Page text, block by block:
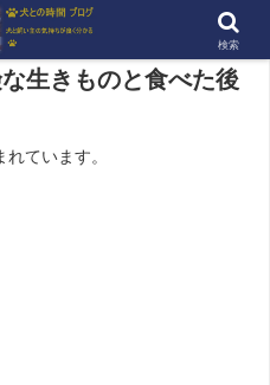
生きものと食べた後
ています。
検索